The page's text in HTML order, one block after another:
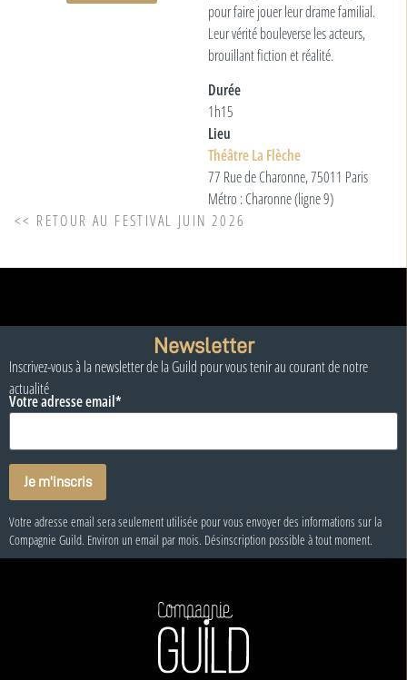
pour faire jouer leur drame familial.
Leur vérité bouleverse les acteurs,
brouillant fiction et réalité.
Durée
1h15
Lieu
Théâtre La Flèche
77 Rue de Charonne, 75011 Paris
Métro : Charonne (ligne 9)
<< RETOUR AU FESTIVAL JUIN 2026
Newsletter
Inscrivez-vous à la newsletter de la Guild pour vous tenir au courant de notre
actualité
Votre adresse email*
Votre adresse email sera seulement utilisée pour vous envoyer des informations sur la
Compagnie Guild. Environ un email par mois. Désinscription possible à tout moment.